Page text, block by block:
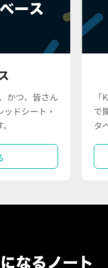
かつ、皆さん
ドシート・
で
タ